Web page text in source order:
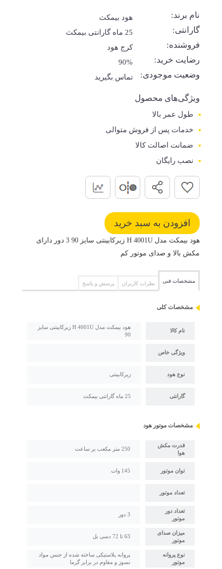
نام برند: هود بیمکث
گارانتی: 25 ماه گارانتی بیمکث
فروشنده: کرج هود
رضایت خرید: 90%
وضعیت موجودی: تماس بگیرید
ویژگی‌های محصول
طول عمر بالا
خدمات پس از فروش متوالی
ضمانت اصالت کالا
نصب رایگان
هود بیمکث مدل H 4001U زیرکابینتی سایز 90 3 دور دارای
مکش بالا و صدای موتور کم
مشخصات فنی نظرات کاربران پرسش و پاسخ
مشخصات کلی
نام کالا
هود بیمکث مدل H 4001U زیرکابینتی سایز
90
ویژگی خاص
نوع هود زیرکابینتی
گارانتی 25 ماه گارانتی بیمکث
مشخصات موتور هود
قدرت مکش
هوا
250 متر مکعب بر ساعت
توان موتور 145 وات
تعداد موتور
تعداد دور
موتور
3 دور
میزان صدای
موتور
63 تا 72 دسی بل
نوع پروانه
موتور
پروانه پلاستیکی ساخته شده از جنس مواد
نسوز و مقاوم در برابر گرما